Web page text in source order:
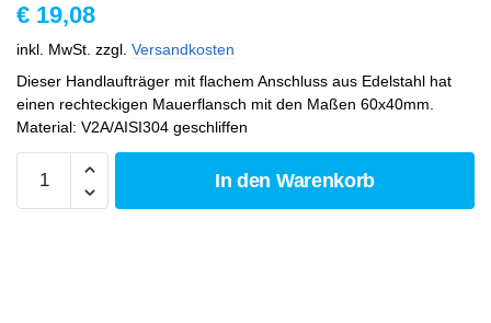
€ 19,08
inkl. MwSt. zzgl. Versandkosten
Dieser Handlaufträger mit flachem Anschluss aus Edelstahl hat
einen rechteckigen Mauerflansch mit den Maßen 60x40mm.
Material: V2A/AISI304 geschliffen
In den Warenkorb